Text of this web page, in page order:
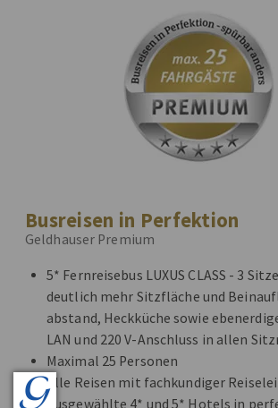
Busreisen in Perfektion
Geldhauser Premium
5* Fernreisebus LUXUS CLASS - 3
deutlich mehr Sitzfläche und
abstand, Heckküche sowie
LAN und 220 V-Anschluss in allen
Maximal 25 Personen
Alle Reisen mit fachkundiger
Ausgewählte 4* und 5* Hotels in